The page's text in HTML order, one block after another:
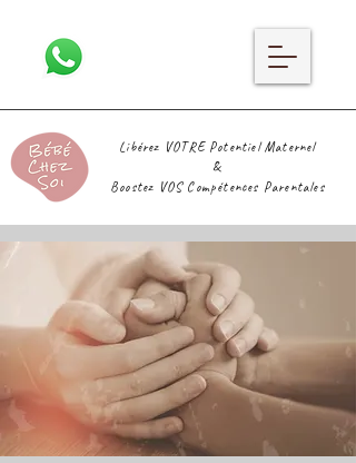
Libérez VOTRE Potentiel Maternel
&
Boostez VOS Compétences Parentales